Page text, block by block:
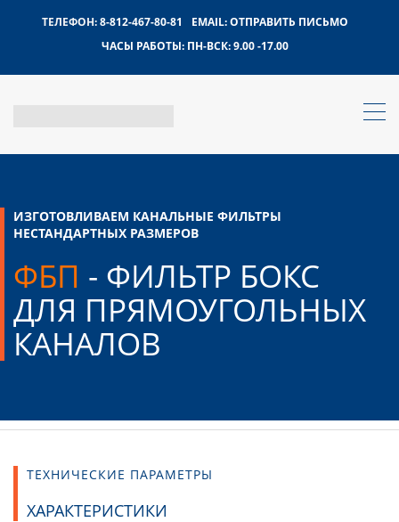
ТЕЛЕФОН:8-812-467-80-81 EMAIL:ОТПРАВИТЬ ПИСЬМО
ЧАСЫ РАБОТЫ: ПН-ВСК: 9.00 -17.00
ИЗГОТОВЛИВАЕМ КАНАЛЬНЫЕ ФИЛЬТРЫ
НЕСТАНДАРТНЫХ РАЗМЕРОВ
ФБП - ФИЛЬТР БОКС
ДЛЯ ПРЯМОУГОЛЬНЫХ
КАНАЛОВ
ТЕХНИЧЕСКИЕ ПАРАМЕТРЫ
ХАРАКТЕРИСТИКИ